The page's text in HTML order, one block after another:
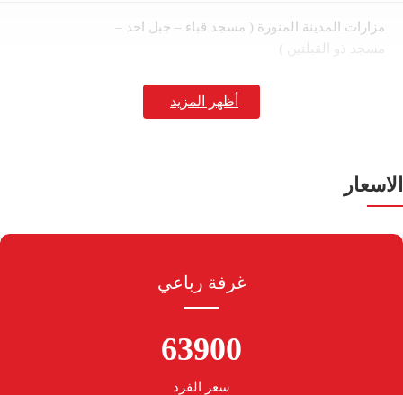
مزارات المدينة المنورة ( مسجد قباء – جبل احد –
مسجد ذو القبلتين )
مزارات مكة المكرمة ( جبل ثور ( غار ثور) – جبل عرفات
– جبل النور ( غار حراء)
إشـــــــراف ديني مميز مرافق طوال أيام الرحلة
الاسعار
غرفة رباعي
63900
سعر الفرد